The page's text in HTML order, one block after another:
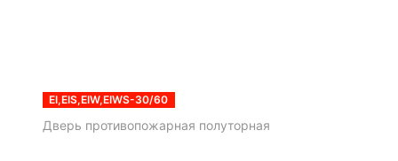
EI,EIS,EIW,EIWS-30/60
Дверь противопожарная полуторная